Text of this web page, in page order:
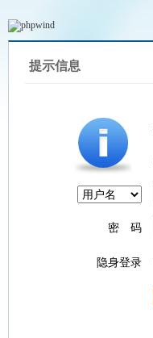
提示信息
密 码
隐身登录